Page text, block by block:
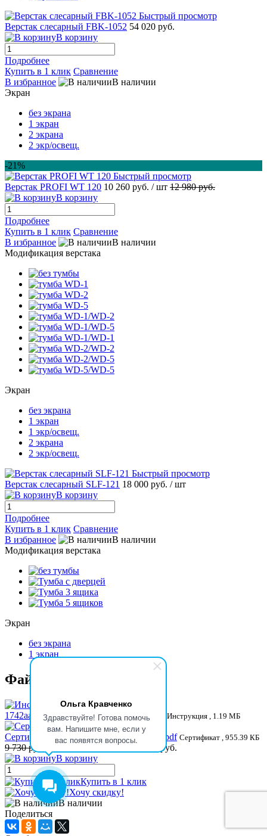
Ольга Кравченко
Здравствуйте! Готова помочь
вам. Напишите мне, если у
вас появятся вопросы.
Быстрый просмотр
Верстак слесарный FBK-1052 54 020 руб.
В корзину
Подробнее
Купить в 1 клик Сравнение
В избранное
В наличии
Экран
без экрана
1 экран
2 экрана
2 экр/освещ.
-21%
Быстрый просмотр
Верстак PROFI WT 120 10 260 руб. / шт 12 980 руб.
В корзину
Подробнее
Купить в 1 клик Сравнение
В избранное
В наличии
Модификация верстака
Экран
без экрана
1 экран
1 экр/освещ.
2 экрана
2 экр/освещ.
Быстрый просмотр
Верстак слесарный SLF-121 18 000 руб. / шт
В корзину
Подробнее
Купить в 1 клик Сравнение
В избранное
В наличии
Модификация верстака
Экран
без экрана
1 экран
Файлы
1742aac8eb3376b370de64fcac7e1c90.pdf Инструкция , 1.19 МБ
Сертификат инструментальная мебель.pdf Сертификат , 955.39 КБ
9 730 руб. 2 040 руб.
7 690 руб.
В корзину
Купить в 1 клик
Хочу скидку!
В наличии
Поделиться